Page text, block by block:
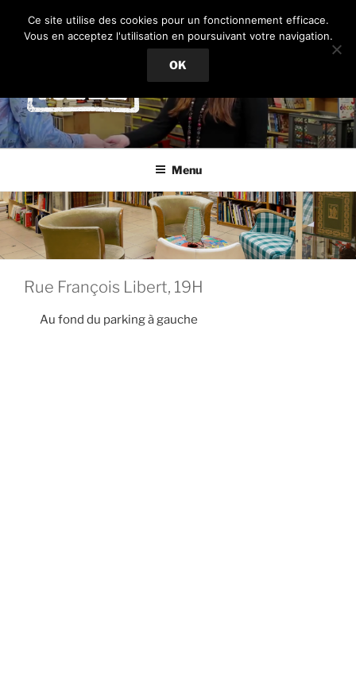
PÊLE-MÊLE
Menu
Rue François Libert, 19H
Au fond du parking à gauche
Ce site utilise des cookies pour un fonctionnement efficace.
Vous en acceptez l'utilisation en poursuivant votre navigation.
OK